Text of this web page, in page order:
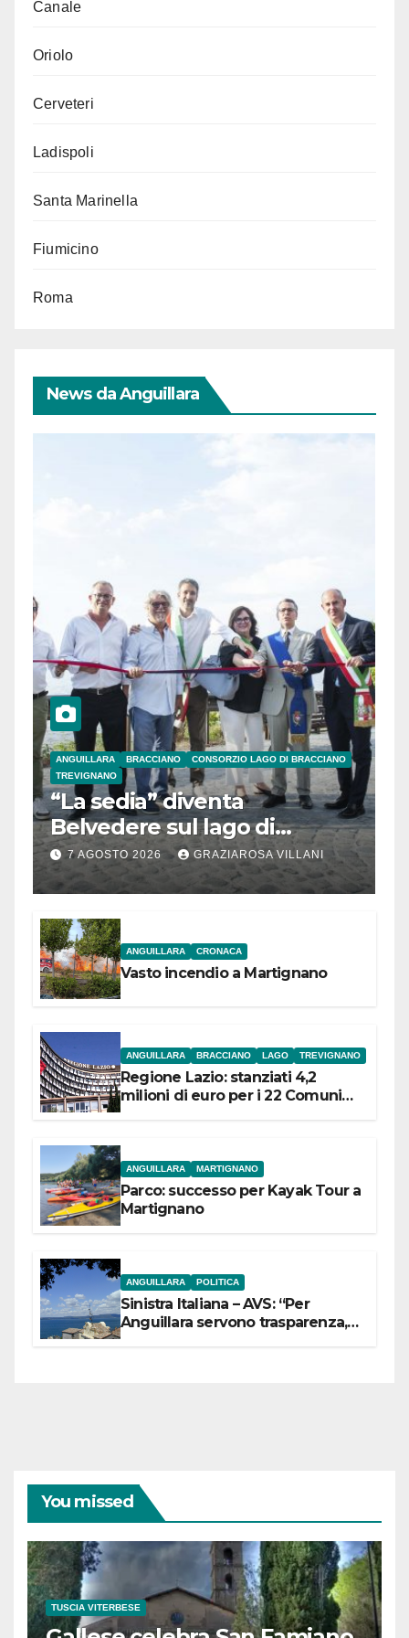
Canale
Oriolo
Cerveteri
Ladispoli
Santa Marinella
Fiumicino
Roma
News da Anguillara
ANGUILLARA BRACCIANO
CONSORZIO LAGO DI BRACCIANO
TREVIGNANO
“La sedia” diventa
Belvedere sul lago di
Bracciano: ieri
l’inaugurazione
7 AGOSTO 2026 GRAZIAROSA VILLANI
ANGUILLARA CRONACA
Vasto incendio a Martignano
ANGUILLARA BRACCIANO LAGO TREVIGNANO
Regione Lazio: stanziati 4,2
milioni di euro per i 22 Comuni
ANGUILLARA MARTIGNANO
Parco: successo per Kayak Tour a
Martignano
ANGUILLARA POLITICA
Sinistra Italiana – AVS: “Per
Anguillara servono trasparenza,
You missed
TUSCIA VITERBESE